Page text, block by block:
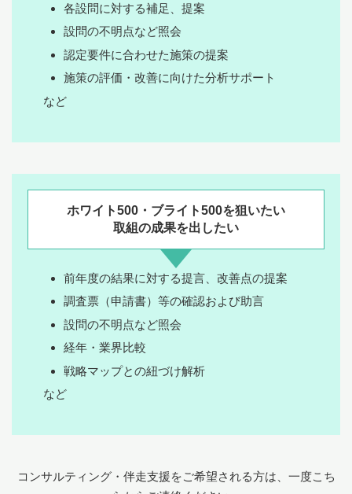
各設問に対する補足、提案
設問の不明点など照会
認定要件に合わせた施策の提案
施策の評価・改善に向けた分析サポート
など
ホワイト500・ブライト500を狙いたい
取組の成果を出したい
前年度の結果に対する提言、改善点の提案
調査票（申請書）等の確認および助言
設問の不明点など照会
経年・業界比較
戦略マップとの紐づけ解析
など
コンサルティング・伴走支援をご希望される方は、一度こち